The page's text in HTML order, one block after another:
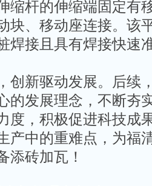
缩杆的伸缩端固定有
块、移动座连接。该
焊接且具有焊接快速
创新驱动发展。后续
的发展理念，不断夯
度，积极促进科技成
产中的重难点，为福
添砖加瓦！